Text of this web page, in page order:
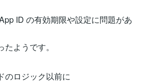
ID の有効期限や設定に問題があ
ようです。
のロジック以前に